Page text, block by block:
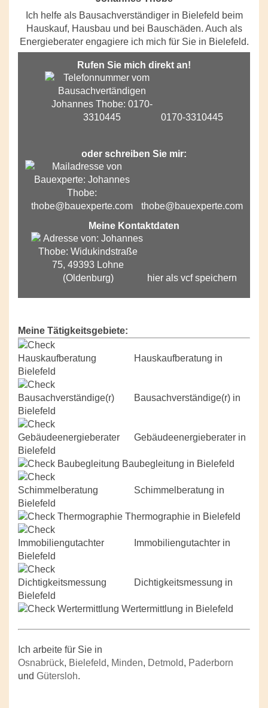
Ich helfe als Bausachverständiger in Bielefeld beim
Hauskauf, Hausbau und bei Bauschäden. Auch als
Energieberater engagiere ich mich für Sie in Bielefeld.
Rufen Sie mich direkt an!
0170-3310445
oder schreiben Sie mir:
thobe@bauexperte.com
Meine Kontaktdaten
hier als vcf speichern
Meine Tätigkeitsgebiete:
Hauskaufberatung in
Bielefeld
Bausachverständige(r) in
Bielefeld
Gebäudeenergieberater in
Bielefeld
Baubegleitung in Bielefeld
Schimmelberatung in
Bielefeld
Thermographie in Bielefeld
Immobiliengutachter in
Bielefeld
Dichtigkeitsmessung in
Bielefeld
Wertermittlung in Bielefeld
Ich arbeite für Sie in
Osnabrück, Bielefeld, Minden, Detmold, Paderborn
und Gütersloh.